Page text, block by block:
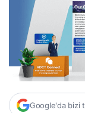
Google'da bizi